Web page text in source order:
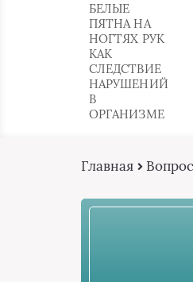
БЕЛЫЕ
ПЯТНА НА
НОГТЯХ РУК
КАК
СЛЕДСТВИЕ
НАРУШЕНИЙ
В
ОРГАНИЗМЕ
Главная